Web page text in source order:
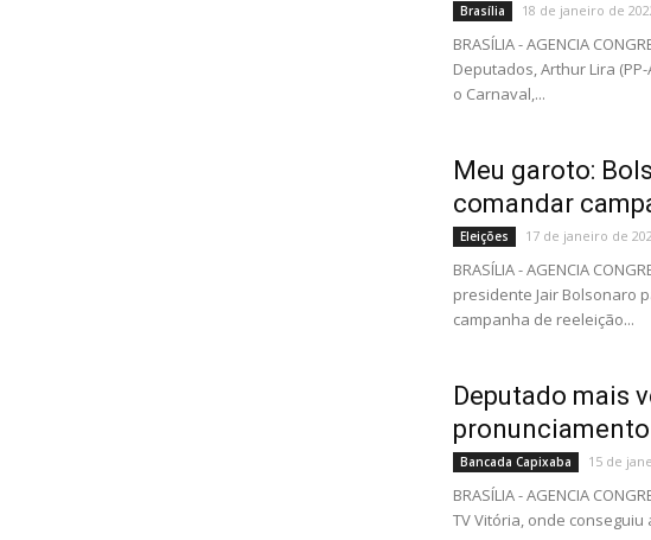
Brasília 18 de janeiro de
BRASÍLIA - AGENCIA
Deputados, Arthur Lira
o Carnaval,...
Meu garoto:
comandar
Eleições 17 de janeiro de
BRASÍLIA - AGENCIA
presidente Jair Bolsonaro
campanha de reeleição...
Deputado mais
Bancada Capixaba 15 de
BRASÍLIA - AGENCIA
TV Vitória, onde